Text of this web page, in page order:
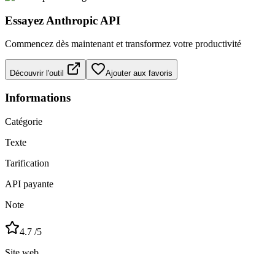
Essayez Anthropic API
Commencez dès maintenant et transformez votre productivité
Découvrir l'outil Ajouter aux favoris
Informations
Catégorie
Texte
Tarification
API payante
Note
4.7 /5